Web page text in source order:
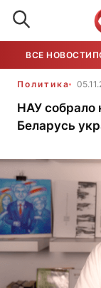
ВСЕ НОВОСТИ
Политика
НАУ собрало
Беларусь